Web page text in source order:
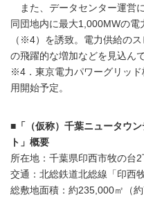
また、データセンター運営
同団地内に最大1,000MWの
（※4）を誘致。電力供給の
の飛躍的な増加などを見込ん
※4．東京電力パワーグリッ
用開始予定。
■「（仮称）千葉ニュータウ
ト」概要
所在地：千葉県印西市牧の台
交通：北総鉄道北総線「印西
総敷地面積：約235,000㎡（約